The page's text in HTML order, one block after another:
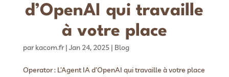
d’OpenAI qui travaille
à votre place
parkacom.fr| Jan 24, 2025| Blog
Operator : L’Agent IA d’OpenAI qui travaille à votre place